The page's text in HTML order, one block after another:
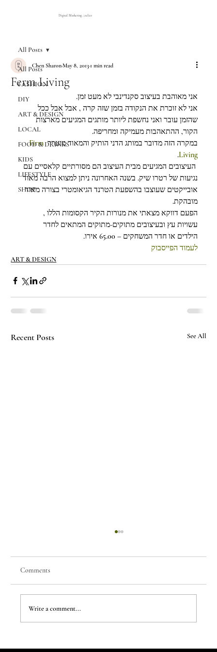
Digital Marketing Atelier
All Posts
FASHION
DIY
ART & DESIGN
LOCAL
FOOD & DRINKS
KIDS
LIFESTYLE
SHOP
All Posts
Ferm Living
Chen SharonMay 8, 20131 min read
אני מאוהבת בעיצוב סקנדינבי לא מעט זמן.
אני לא זוכרת את הנקודה בזמן שזה קרה , אבל אבל ככל
שהזמן עובר ואני נחשפת ליותר מותגים המגיעים מארצות
הקור, ההתאהבות מעמיקה ומחריפה.
במקרה הזה מדובר במותג הדני הותיק והמאוד מוערך Firm
Living
.
העיצובים המגיעים מבית העיצוב הם מסורתיים קלאסיים עם
נגיעות של רטרו שיק. בשנה האחרונה ניתן למצוא הרבה מאוד
אובייקטים שעוצבו בהשפעת הטרנד הגיאומטרי בצורה מאוד
מובהקת.
הפעם דווקא מצאתי את מנורות הקיר הקסומות הללו ,
עשויות עץ ובעיצובים מתוקים-מתוקים המתאים לחדר
הילדים או חדר המשחקים – 65.00 אירו.
לעמוד הפייסבוק
ART & DESIGN
Recent Posts See All
Comments
Write a comment...